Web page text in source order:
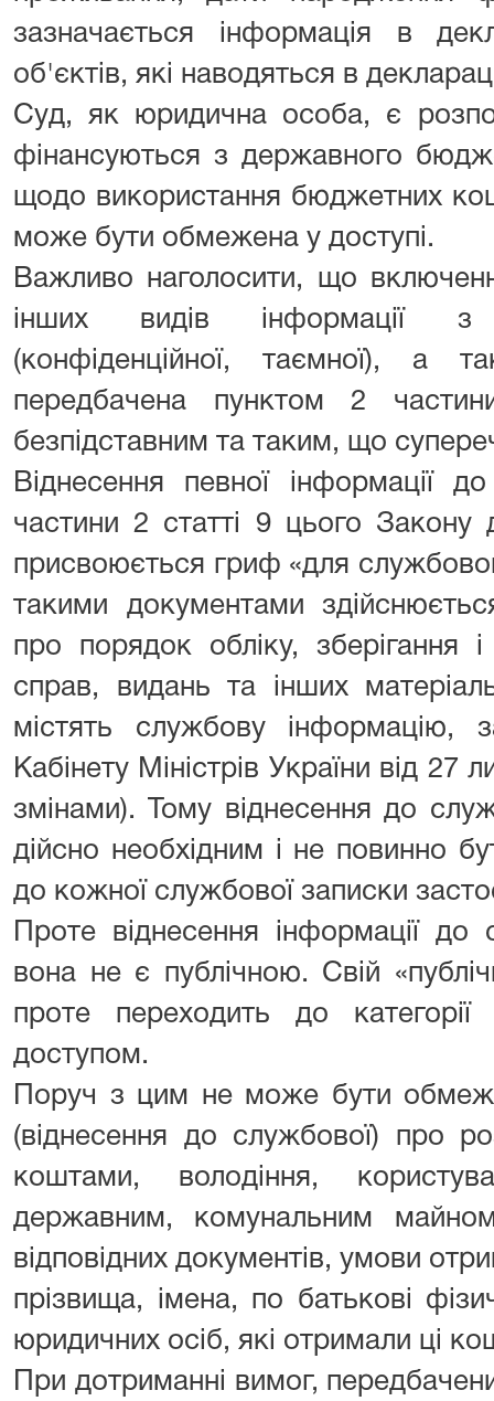
зазначається інформація в
об'єктів, які наводяться в
Суд, як юридична особа, є
фінансуються з державного
щодо використання бюджетних
може бути обмежена у доступі.
Важливо наголосити, що
інших видів інформації
(конфіденційної, таємної), а
передбачена пунктом 2
безпідставним та таким, що
Віднесення певної інформації
частини 2 статті 9 цього Закону
присвоюється гриф «для
такими документами
про порядок обліку, зберігання
справ, видань та інших
містять службову інформацію,
Кабінету Міністрів України від
змінами). Тому віднесення до
дійсно необхідним і не повинно
до кожної службової записки
Проте віднесення інформації
вона не є публічною. Свій
проте переходить до
доступом.
Поруч з цим не може бути
(віднесення до службової) про
коштами, володіння,
державним, комунальним
відповідних документів, умови
прізвища, імена, по батькові
юридичних осіб, які отримали ці
При дотриманні вимог,